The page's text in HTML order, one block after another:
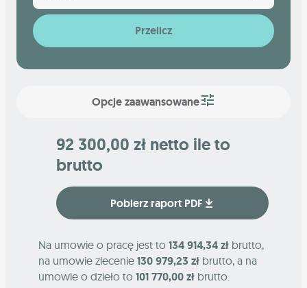
Przelicz
Opcje zaawansowane
92 300,00 zł netto ile to
brutto
Pobierz raport PDF
Na umowie o pracę jest to 134 914,34 zł brutto,
na umowie zlecenie 130 979,23 zł brutto, a na
umowie o dzieło to 101 770,00 zł brutto.